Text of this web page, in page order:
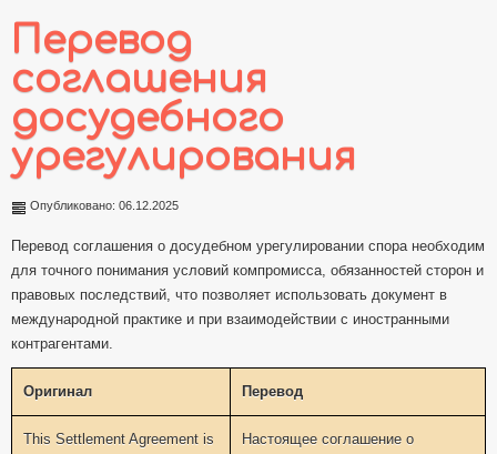
Перевод
соглашения
досудебного
урегулирования
Опубликовано: 06.12.2025
Перевод соглашения о досудебном урегулировании спора необходим
для точного понимания условий компромисса, обязанностей сторон и
правовых последствий, что позволяет использовать документ в
международной практике и при взаимодействии с иностранными
контрагентами.
Оригинал Перевод
This Settlement Agreement is
Настоящее соглашение о